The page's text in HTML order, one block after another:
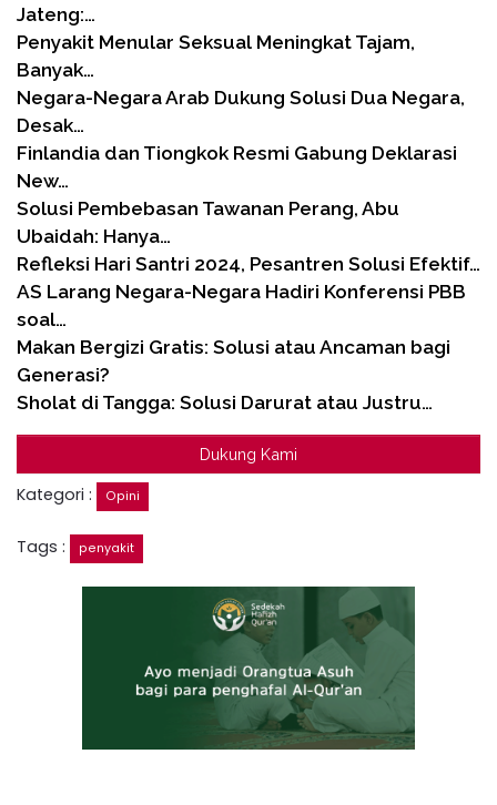
Jateng:…
Penyakit Menular Seksual Meningkat Tajam,
Banyak…
Negara-Negara Arab Dukung Solusi Dua Negara,
Desak…
Finlandia dan Tiongkok Resmi Gabung Deklarasi
New…
Solusi Pembebasan Tawanan Perang, Abu
Ubaidah: Hanya…
Refleksi Hari Santri 2024, Pesantren Solusi Efektif…
AS Larang Negara-Negara Hadiri Konferensi PBB
soal…
Makan Bergizi Gratis: Solusi atau Ancaman bagi
Generasi?
Sholat di Tangga: Solusi Darurat atau Justru…
Dukung Kami
Kategori : Opini
Tags : penyakit